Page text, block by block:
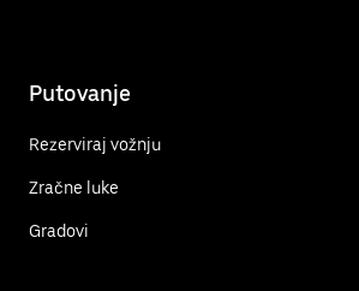
Putovanje
Rezerviraj vožnju
Zračne luke
Gradovi